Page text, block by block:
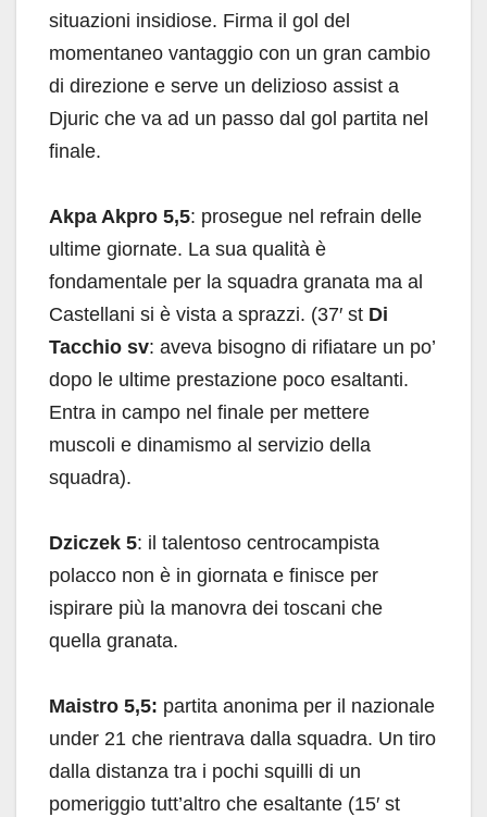
situazioni insidiose. Firma il gol del
momentaneo vantaggio con un gran cambio
di direzione e serve un delizioso assist a
Djuric che va ad un passo dal gol partita nel
finale.
Akpa Akpro 5,5: prosegue nel refrain delle
ultime giornate. La sua qualità è
fondamentale per la squadra granata ma al
Castellani si è vista a sprazzi. (37′ st Di
Tacchio sv: aveva bisogno di rifiatare un po’
dopo le ultime prestazione poco esaltanti.
Entra in campo nel finale per mettere
muscoli e dinamismo al servizio della
squadra).
Dziczek 5: il talentoso centrocampista
polacco non è in giornata e finisce per
ispirare più la manovra dei toscani che
quella granata.
Maistro 5,5: partita anonima per il nazionale
under 21 che rientrava dalla squadra. Un tiro
dalla distanza tra i pochi squilli di un
pomeriggio tutt’altro che esaltante (15′ st